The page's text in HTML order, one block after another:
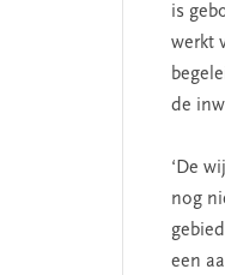
is
werkt
de
‘De
nog
een